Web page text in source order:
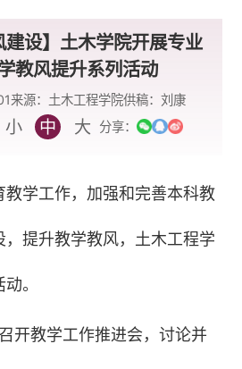
建设】土木学院开展专业
教风提升系列活动
来源：土木工程学院供稿：刘康
小 中 大 分享：
教学工作，加强和完善本科教
，提升教学教风，土木工程学
。
开教学工作推进会，讨论并